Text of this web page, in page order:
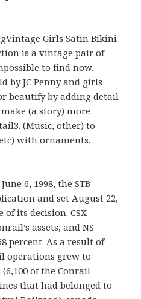
Girls Satin Bikini
is a vintage pair of
to find now.
by JC Penny and girls
beautify by adding detail
(a story) more
(Music, other) to
with ornaments.
6, 1998, the STB
and set August 22,
of its decision. CSX
assets, and NS
percent. As a result of
operations grew to
of the Conrail
that had belonged to